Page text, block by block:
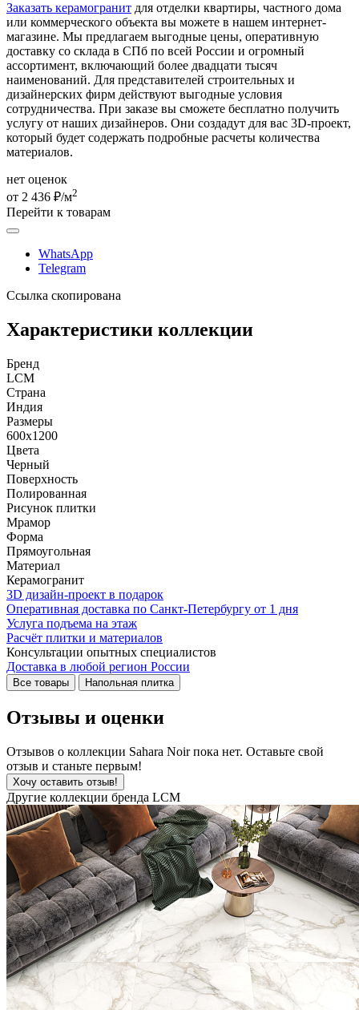
Заказать керамогранит для отделки квартиры, частного дома
или коммерческого объекта вы можете в нашем интернет-
магазине. Мы предлагаем выгодные цены, оперативную
доставку со склада в СПб по всей России и огромный
ассортимент, включающий более двадцати тысяч
наименований. Для представителей строительных и
дизайнерских фирм действуют выгодные условия
сотрудничества. При заказе вы сможете бесплатно получить
услугу от наших дизайнеров. Они создадут для вас 3D-проект,
который будет содержать подробные расчеты количества
материалов.
нет оценок
от 2 436 ₽/м2
Перейти к товарам
WhatsApp
Telegram
Ссылка скопирована
Характеристики коллекции
Бренд
LCM
Страна
Индия
Размеры
600x1200
Цвета
Черный
Поверхность
Полированная
Рисунок плитки
Мрамор
Форма
Прямоугольная
Материал
Керамогранит
3D дизайн-проект в подарок
Оперативная доставка по Санкт-Петербургу от 1 дня
Услуга подъема на этаж
Расчёт плитки и материалов
Консультации опытных специалистов
Доставка в любой регион России
Все товары Напольная плитка
Отзывы и оценки
Отзывов о коллекции Sahara Noir пока нет. Оставьте свой
отзыв и станьте первым!
Хочу оставить отзыв!
Другие коллекции бренда LCM